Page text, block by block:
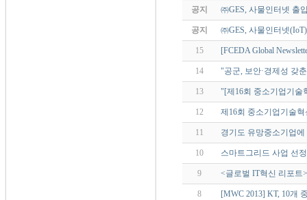
공지 ㈜GES, 사물인터넷 출
공지 ㈜GES, 사물인터넷
15 [FCEDA Global
14 "공군, 보안·경제성 갖
13 "[제16회 중소기업기술
12 제16회 중소기업기술
11 경기도 유망중소기업에
10 스마트그리드 사업 선
9 <글로벌 IT혁신 리포트
8 [MWC 2013] KT, 10개